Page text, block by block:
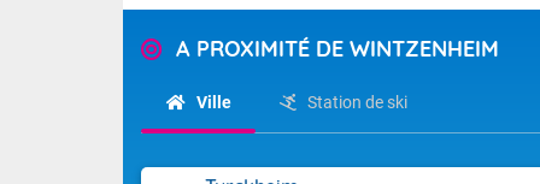
Pour la
Tendance
A PROXIMITÉ DE WINTZENHEIM
Ville Station de ski
Cet après-
Risque
Sur le Sud-